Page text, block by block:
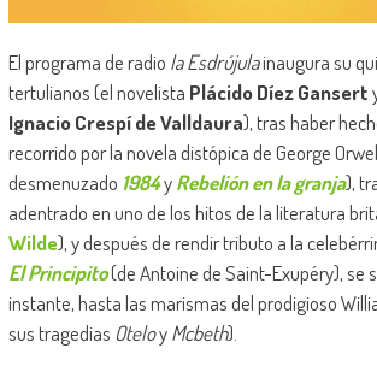
El programa de radio la Esdrújulainaugura su
tertulianos (el novelista Plácido Díez Gansert
Ignacio Crespí de Valldaura), tras haber
recorrido por la novela distópica de George
desmenuzado 1984yRebelión en la granja),
adentrado en uno de los hitos de la literatura
Wilde), y después de rendir tributo a la
El Principito(de Antoine de Saint-Exupéry), se
instante, hasta las marismas del prodigioso
sus tragedias OteloyMcbeth).